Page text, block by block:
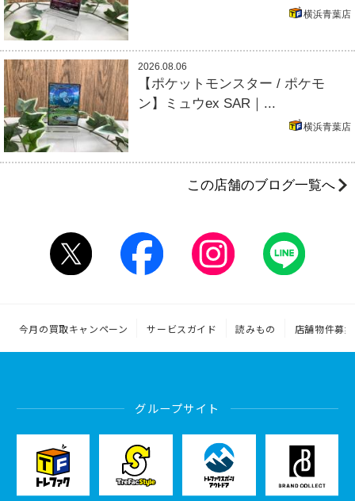
横浜青葉店
2026.08.06
【ポケットモンスター / ポケモ
ン】ミュウex SAR｜...
横浜青葉店
この店舗のブログ一覧へ
今月の買取キャンペーン サービスガイド 読みもの 店舗物件募集
グループサイト